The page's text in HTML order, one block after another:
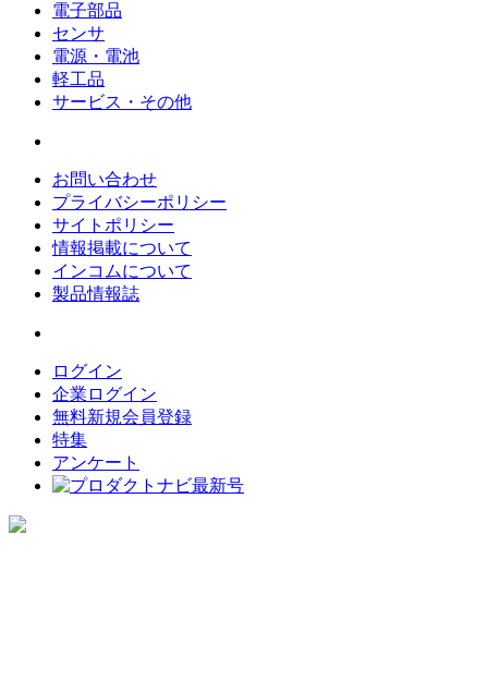
電子部品
センサ
電源・電池
軽工品
サービス・その他
お問い合わせ
プライバシーポリシー
サイトポリシー
情報掲載について
インコムについて
製品情報誌
ログイン
企業ログイン
無料新規会員登録
特集
アンケート